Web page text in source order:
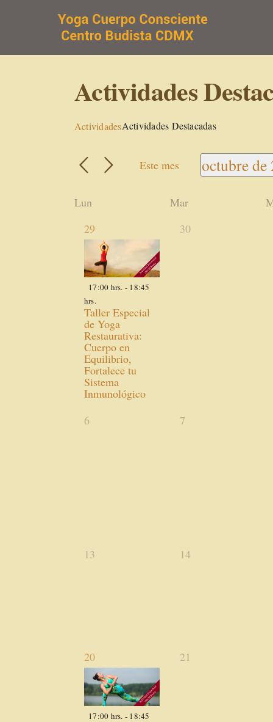
Actividades
ActividadesActividades Destacadas
Este mes
octubre de
Seleccionar
Calendario
Actividades
Lun Mar
1
actividad,
29
17:00 hrs. - 18:45
hrs.
Taller Especial
de Yoga
Restaurativa:
Cuerpo en
Equilibrio,
Fortalece tu
Sistema
Inmunológico
0
30
0
6 0
7
013 014
1
actividad,
20
17:00 hrs. - 18:45
0
21